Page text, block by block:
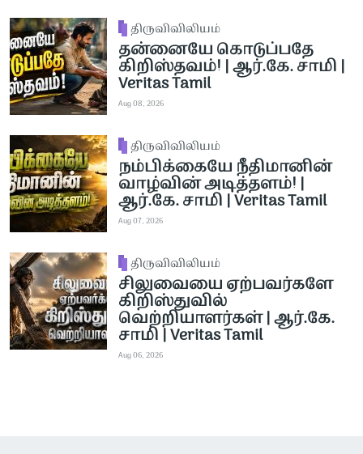
திருவிவிலியம்
தன்னையே கொடுப்பதே
கிறிஸ்தவம்! | ஆர்.கே. சாமி |
Veritas Tamil
Aug 08, 2026
திருவிவிலியம்
நம்பிக்கையே நீதிமானின்
வாழ்வின் அடித்தளம்! |
ஆர்.கே. சாமி | Veritas Tamil
Aug 07, 2026
திருவிவிலியம்
சிலுவையை ஏற்பவர்களே
கிறிஸ்துவில்
வெற்றியாளர்கள் | ஆர்.கே.
சாமி | Veritas Tamil
Aug 06, 2026